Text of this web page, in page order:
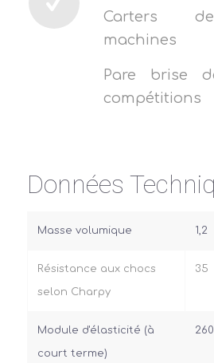
Carters
machines
Pare brise
compétitions
Données
Masse volumique 1,2
Résistance aux chocs
selon Charpy
35
Module d'élasticité (à
court terme)